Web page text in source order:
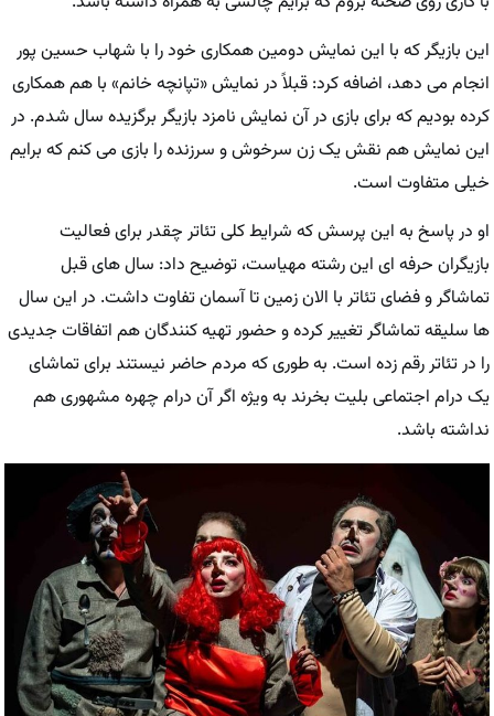
این بازیگر که با این نمایش دومین همکاری خود را با شهاب حسین پور
انجام می دهد، اضافه کرد: قبلاً در نمایش «تپانچه خانم» با هم همکاری
کرده بودیم که برای بازی در آن نمایش نامزد بازیگر برگزیده سال شدم. در
این نمایش هم نقش یک زن سرخوش و سرزنده را بازی می کنم که برایم
خیلی متفاوت است.
او در پاسخ به این پرسش که شرایط کلی تئاتر چقدر برای فعالیت
بازیگران حرفه ای این رشته مهیاست، توضیح داد: سال های قبل
تماشاگر و فضای تئاتر با الان زمین تا آسمان تفاوت داشت. در این سال
ها سلیقه تماشاگر تغییر کرده و حضور تهیه کنندگان هم اتفاقات جدیدی
را در تئاتر رقم زده است. به طوری که مردم حاضر نیستند برای تماشای
یک درام اجتماعی بلیت بخرند به ویژه اگر آن درام چهره مشهوری هم
نداشته باشد.